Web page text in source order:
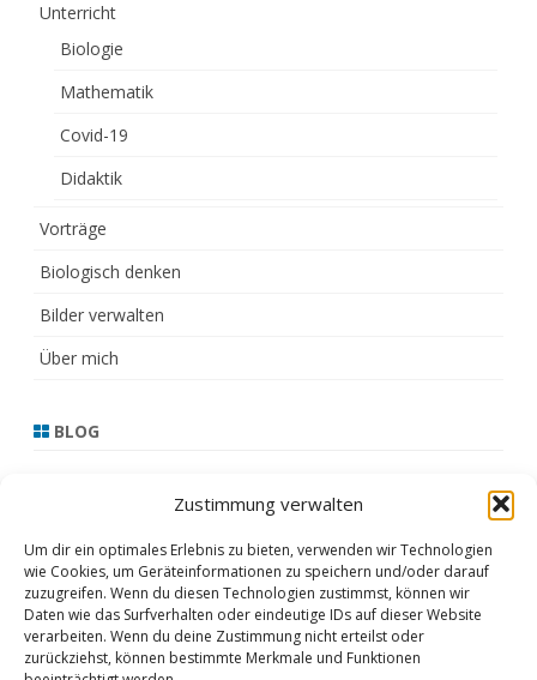
Zustimmung verwalten
Um dir ein optimales Erlebnis zu bieten, verwenden wir Technologien
wie Cookies, um Geräteinformationen zu speichern und/oder darauf
zuzugreifen. Wenn du diesen Technologien zustimmst, können wir
Daten wie das Surfverhalten oder eindeutige IDs auf dieser Website
verarbeiten. Wenn du deine Zustimmung nicht erteilst oder
zurückziehst, können bestimmte Merkmale und Funktionen
Unterricht
Biologie
Mathematik
Covid-19
Didaktik
Vorträge
Biologisch denken
Bilder verwalten
Über mich
BLOG
16.2.21
15.2.21
Februar 2021